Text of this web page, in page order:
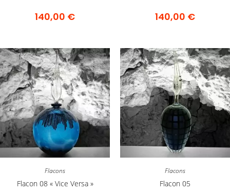
140,00 € 140,00 €
Flacons
Flacon 08 « Vice Versa »
Flacons
Flacon 05